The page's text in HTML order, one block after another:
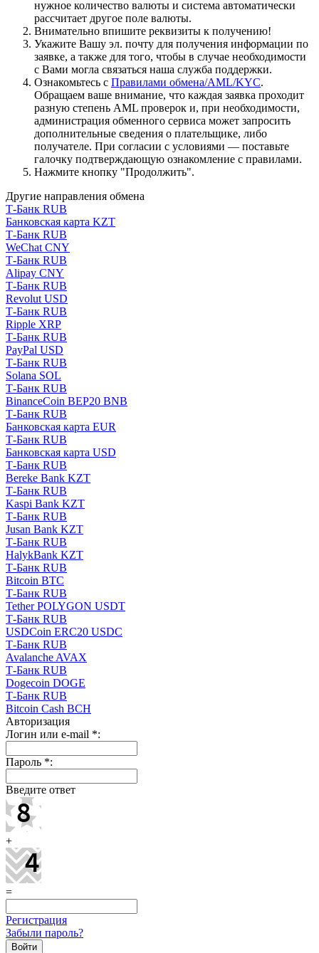
нужное количество валюты и система автоматически
рассчитает другое поле валюты.
Внимательно впишите реквизиты к получению!
Укажите Вашу эл. почту для получения информации по
заявке, а также для того, чтобы в случае необходимости
с Вами могла связаться наша служба поддержки.
Ознакомьтесь с Правилами обмена/AML/KYC.
Обращаем ваше внимание, что каждая заявка проходит
разную степень AML проверок и, при необходимости,
администрация обменного сервиса может запросить
дополнительные сведения о плательщике, либо
получателе. При согласии с условиями — поставьте
галочку подтверждающую ознакомление с правилами.
Нажмите кнопку "Продолжить".
Другие направления обмена
Т-Банк RUB
Банковская карта KZT
Т-Банк RUB
WeChat CNY
Т-Банк RUB
Alipay CNY
Т-Банк RUB
Revolut USD
Т-Банк RUB
Ripple XRP
Т-Банк RUB
PayPal USD
Т-Банк RUB
Solana SOL
Т-Банк RUB
BinanceCoin BEP20 BNB
Т-Банк RUB
Банковская карта EUR
Т-Банк RUB
Банковская карта USD
Т-Банк RUB
Bereke Bank KZT
Т-Банк RUB
Kaspi Bank KZT
Т-Банк RUB
Jusan Bank KZT
Т-Банк RUB
HalykBank KZT
Т-Банк RUB
Bitcoin BTC
Т-Банк RUB
Tether POLYGON USDT
Т-Банк RUB
USDCoin ERC20 USDC
Т-Банк RUB
Avalanche AVAX
Т-Банк RUB
Dogecoin DOGE
Т-Банк RUB
Bitcoin Cash BCH
Авторизация
Логин или e-mail *:
Пароль *:
Введите ответ
+
=
Регистрация
Забыли пароль?